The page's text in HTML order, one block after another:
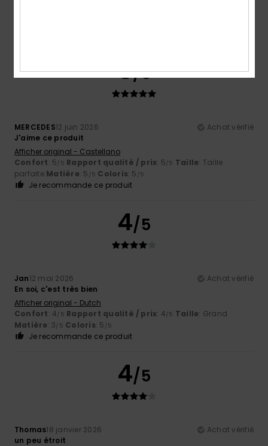
5/5
MERCEDES12 juin 2026
Achat vérifié
J'aime ce produit
Afficher original - Castellano
Confort: 5/5 Rapport qualité / prix: 5/5 Taille: Taille
parfaite Matière: 5 /5 Coloris: 5 /5
Je recommande ce produit
4/5
Jan12 mai 2026
Achat vérifié
En soi, c'est très bien
Afficher original - Dutch
Confort: 4/5 Rapport qualité / prix: 4/5 Taille: Grand
Matière: 3/5 Coloris: 5 /5
Je recommande ce produit
4/5
Thomas18 janvier 2026
Achat vérifié
un peu étroit